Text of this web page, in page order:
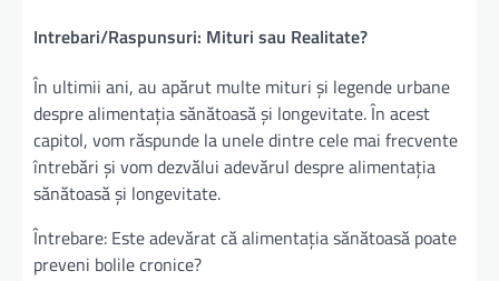
Intrebari/Raspunsuri: Mituri sau Realitate?
În ultimii ani, au apărut multe mituri și legende urbane
despre alimentația sănătoasă și longevitate. În acest
capitol, vom răspunde la unele dintre cele mai frecvente
întrebări și vom dezvălui adevărul despre alimentația
sănătoasă și longevitate.
Întrebare: Este adevărat că alimentația sănătoasă poate
preveni bolile cronice?